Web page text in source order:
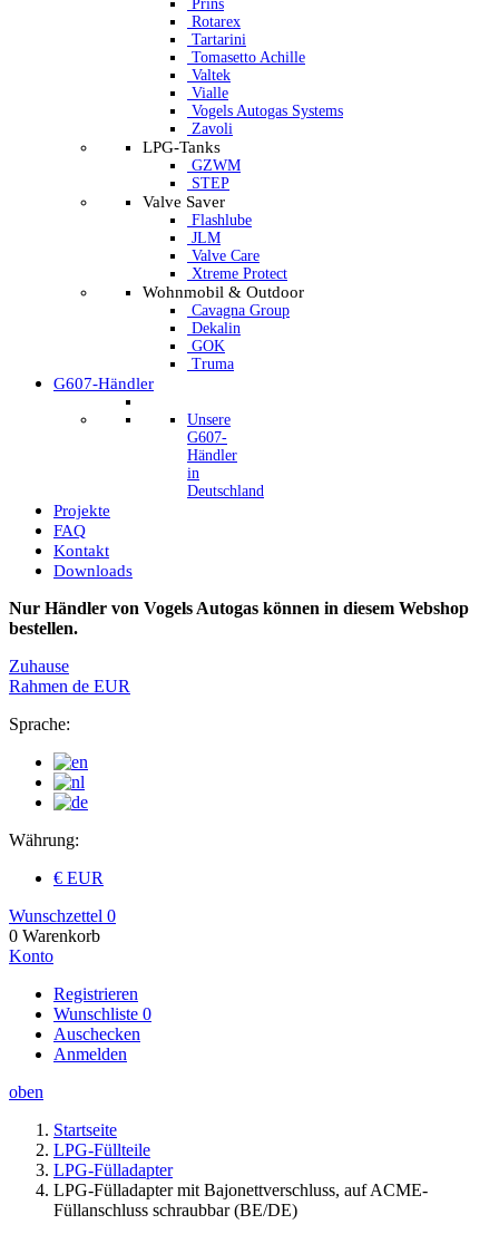
Prins
Rotarex
Tartarini
Tomasetto Achille
Valtek
Vialle
Vogels Autogas Systems
Zavoli
LPG-Tanks
GZWM
STEP
Valve Saver
Flashlube
JLM
Valve Care
Xtreme Protect
Wohnmobil & Outdoor
Cavagna Group
Dekalin
GOK
Truma
G607-Händler
Unsere
G607-
Händler
in
Deutschland
Projekte
FAQ
Kontakt
Downloads
Nur Händler von Vogels Autogas können in diesem Webshop
bestellen.
Zuhause
Rahmen de EUR
Sprache:
Währung:
€ EUR
Wunschzettel 0
0 Warenkorb
Konto
Registrieren
Wunschliste 0
Auschecken
Anmelden
oben
Startseite
LPG-Füllteile
LPG-Fülladapter
LPG-Fülladapter mit Bajonettverschluss, auf ACME-
Füllanschluss schraubbar (BE/DE)